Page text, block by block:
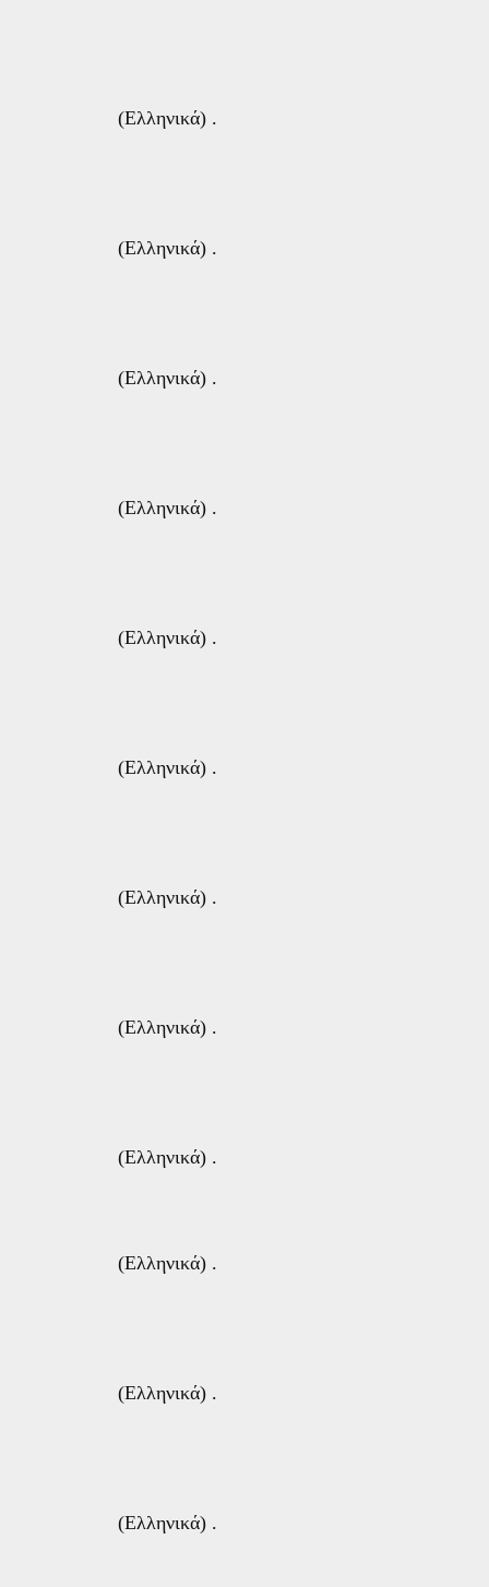
(Ελληνικά) .
(Ελληνικά) .
(Ελληνικά) .
(Ελληνικά) .
(Ελληνικά) .
(Ελληνικά) .
(Ελληνικά) .
(Ελληνικά) .
(Ελληνικά) .
(Ελληνικά) .
(Ελληνικά) .
(Ελληνικά) .